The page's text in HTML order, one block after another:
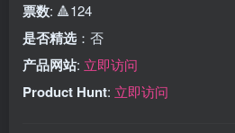
票数: 🔺124
是否精选 ：否
产品网站: 立即访问
Product Hunt: 立即访问